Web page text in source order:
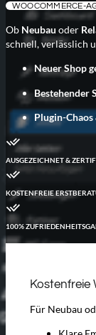
WOOCOMMERCE-
Ob Neubau oder
schnell, verlässlich
Neuer Shop
Bestehender
Plugin-
AUSGEZEICHNET &
KOSTENFREIE
100%
Für Neubau